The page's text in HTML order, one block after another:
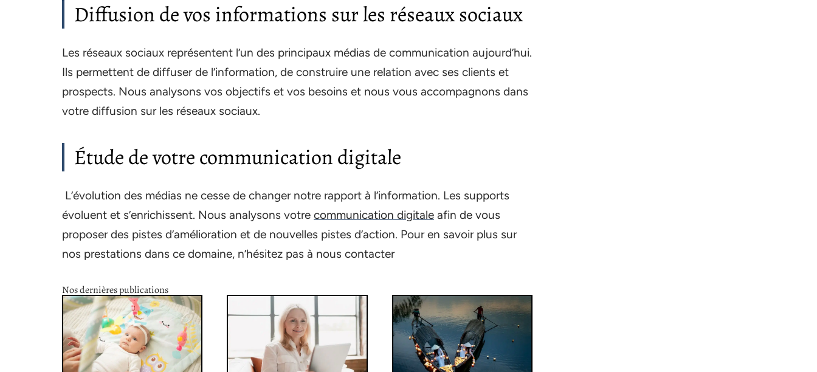
Diffusion de vos informations sur les réseaux sociaux
Les réseaux sociaux représentent l’un des principaux médias de communication aujourd’hui.
Ils permettent de diffuser de l’information, de construire une relation avec ses clients et
prospects. Nous analysons vos objectifs et vos besoins et nous vous accompagnons dans
votre diffusion sur les réseaux sociaux.
Étude de votre communication digitale
L’évolution des médias ne cesse de changer notre rapport à l’information. Les supports
évoluent et s’enrichissent. Nous analysons votre communication digitale afin de vous
proposer des pistes d’amélioration et de nouvelles pistes d’action. Pour en savoir plus sur
nos prestations dans ce domaine, n’hésitez pas à nous contacter
Nos dernières publications